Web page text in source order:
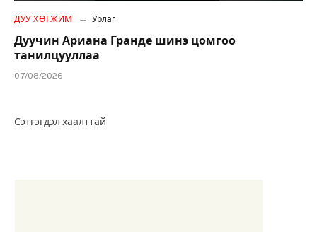
ДУУ ХӨГЖИМ Урлаг
Дуучин Ариана Гранде шинэ цомгоо
танилцууллаа
07/08/2026
Сэтгэгдэл хаалттай